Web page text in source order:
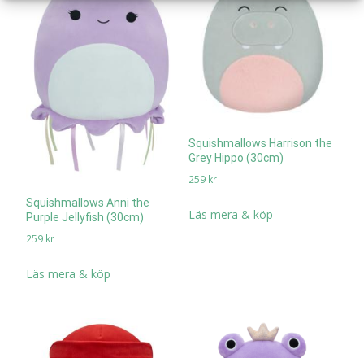
Squishmallows Anni the
Purple Jellyfish (30cm)
259 kr
Läs mera & köp
Squishmallows Harrison the
Grey Hippo (30cm)
259 kr
Läs mera & köp